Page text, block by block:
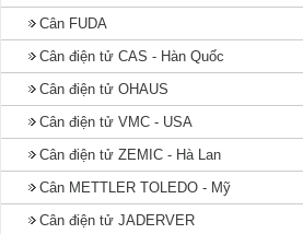
Cân FUDA
Cân điện tử CAS - Hàn Quốc
Cân điện tử OHAUS
Cân điện tử VMC - USA
Cân điện tử ZEMIC - Hà Lan
Cân METTLER TOLEDO - Mỹ
Cân điện tử JADERVER